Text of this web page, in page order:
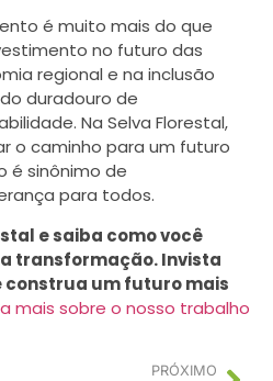
é muito mais do que
no futuro das
regional e na inclusão
duradouro de
Na Selva Florestal,
o caminho para um futuro
é sinônimo de
para todos.
e saiba como você
transformação. Invista
construa um futuro mais
mais sobre o nosso trabalho
PRÓXIMO